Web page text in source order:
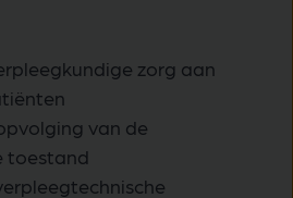
zorg aan
van de
toestand